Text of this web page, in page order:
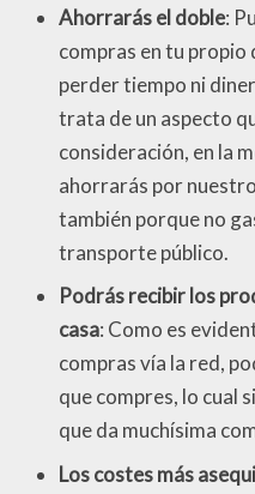
Ahorrarás el doble:
compras en tu propio
perder tiempo ni
trata de un aspecto
consideración, en la
ahorrarás por
también porque no
transporte público.
Podrás recibir los
casa: Como es
compras vía la red,
que compres, lo cual
que da muchísima
Los costes más